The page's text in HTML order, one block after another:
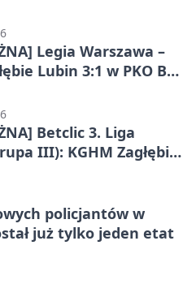
Legia Warszawa –
Lubin 3:1 w PKO BP
ale wracają bez
Betclic 3. Liga
III): KGHM Zagłębie
policjantów w
już tylko jeden etat